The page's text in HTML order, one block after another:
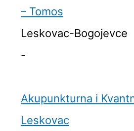
– Tomos
Leskovac-Bogojevce
-
Akupunkturna i
Leskovac